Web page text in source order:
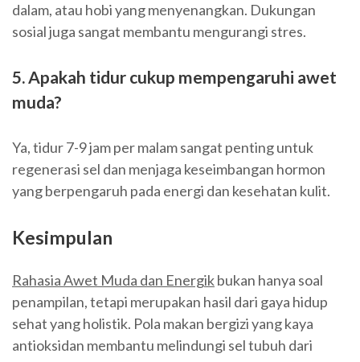
dalam, atau hobi yang menyenangkan. Dukungan
sosial juga sangat membantu mengurangi stres.
5. Apakah tidur cukup mempengaruhi awet
muda?
Ya, tidur 7-9 jam per malam sangat penting untuk
regenerasi sel dan menjaga keseimbangan hormon
yang berpengaruh pada energi dan kesehatan kulit.
Kesimpulan
Rahasia Awet Muda dan Energikbukan hanya soal
penampilan, tetapi merupakan hasil dari gaya hidup
sehat yang holistik. Pola makan bergizi yang kaya
antioksidan membantu melindungi sel tubuh dari